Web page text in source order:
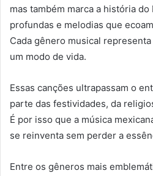
mas também marca a história
profundas e melodias que
Cada gênero musical
um modo de vida.
Essas canções ultrapassam o
parte das festividades, da
É por isso que a música
se reinventa sem perder a
Entre os gêneros mais